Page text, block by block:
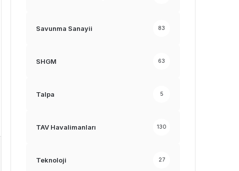
Savunma Sanayii 83
SHGM 63
Talpa 5
TAV Havalimanları 130
Teknoloji 27